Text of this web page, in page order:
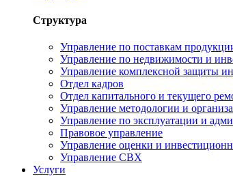
Структура
Управление по поставкам
Управление по недвижимости и
Управление комплексной защиты
Отдел кадров
Отдел капитального и текущего
Управление методологии и
Управление по эксплуатации и
Правовое управление
Управление оценки и
Управление СВХ
Услуги